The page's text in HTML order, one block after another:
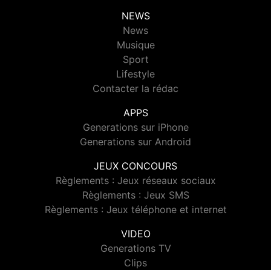
NEWS
News
Musique
Sport
Lifestyle
Contacter la rédac
APPS
Generations sur iPhone
Generations sur Android
JEUX CONCOURS
Règlements : Jeux réseaux sociaux
Règlements : Jeux SMS
Règlements : Jeux téléphone et internet
VIDEO
Generations TV
Clips